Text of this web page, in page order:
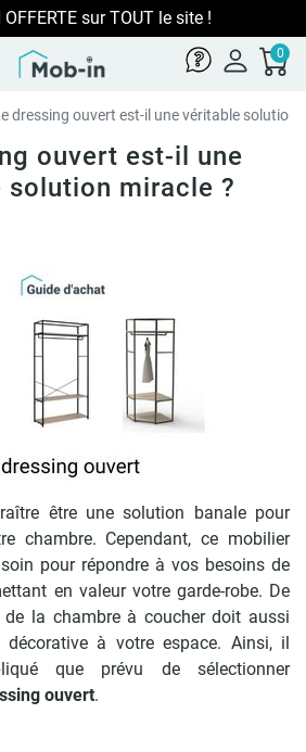
3x 4x sans frais avec Oney
0
dressing ouvert est-il une véritable solution
ouvert est-il une
solution miracle ?
être une solution banale pour
chambre. Cependant, ce mobilier
pour répondre à vos besoins de
en valeur votre garde-robe. De
la chambre à coucher doit aussi
décorative à votre espace. Ainsi, il
que prévu de sélectionner
ouvert.